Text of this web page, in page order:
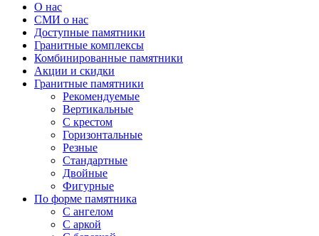
О нас
СМИ о нас
Доступные памятники
Гранитные комплексы
Комбинированные памятники
Акции и скидки
Гранитные памятники
Рекомендуемые
Вертикальные
С крестом
Горизонтальные
Резные
Стандартные
Двойные
Фигурные
По форме памятника
С ангелом
С аркой